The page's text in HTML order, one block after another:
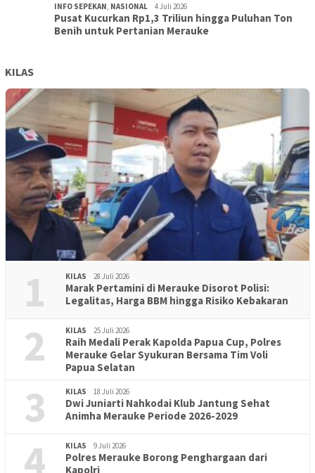
INFO SEPEKAN NASIONAL 4 Juli 2026
Pusat Kucurkan Rp1,3 Triliun hingga Puluhan Ton
Benih untuk Pertanian Merauke
KILAS
1 KILAS 28 Juli 2026
Marak Pertamini di Merauke Disorot Polisi:
Legalitas, Harga BBM hingga Risiko Kebakaran
2 KILAS 25 Juli 2026
Raih Medali Perak Kapolda Papua Cup, Polres
Merauke Gelar Syukuran Bersama Tim Voli
Papua Selatan
3 KILAS 18 Juli 2026
Dwi Juniarti Nahkodai Klub Jantung Sehat
Animha Merauke Periode 2026-2029
4 KILAS 9 Juli 2026
Polres Merauke Borong Penghargaan dari
Kapolri